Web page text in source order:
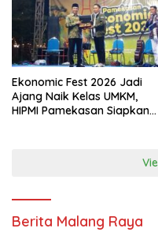
Ekonomic Fest 2026 Jadi
Ajang Naik Kelas UMKM,
HIPMI Pamekasan Siapkan
Berita Malang Raya